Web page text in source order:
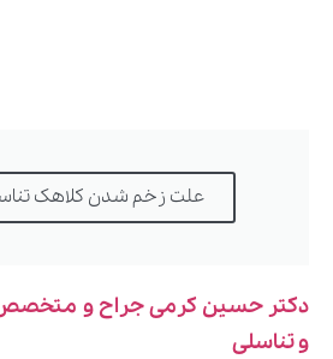
علت زخم شدن کلاهک
دکتر حسین کرمی جراح و متخصص
و تناسلی